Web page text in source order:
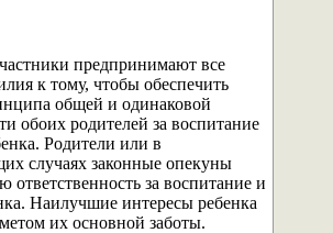
предпринимают все
к тому, чтобы обеспечить
общей и одинаковой
обоих родителей за воспитание
Родители или в
случаях законные опекуны
ответственность за воспитание и
Наилучшие интересы ребенка
их основной заботы.